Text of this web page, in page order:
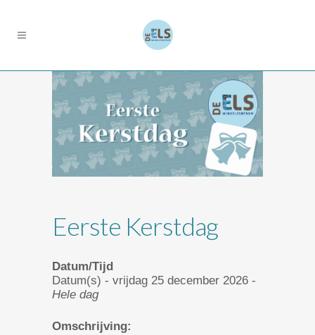
Eerste Kerstdag
Datum/Tijd
Datum(s) - vrijdag 25 december 2026 -
Hele dag
Omschrijving: